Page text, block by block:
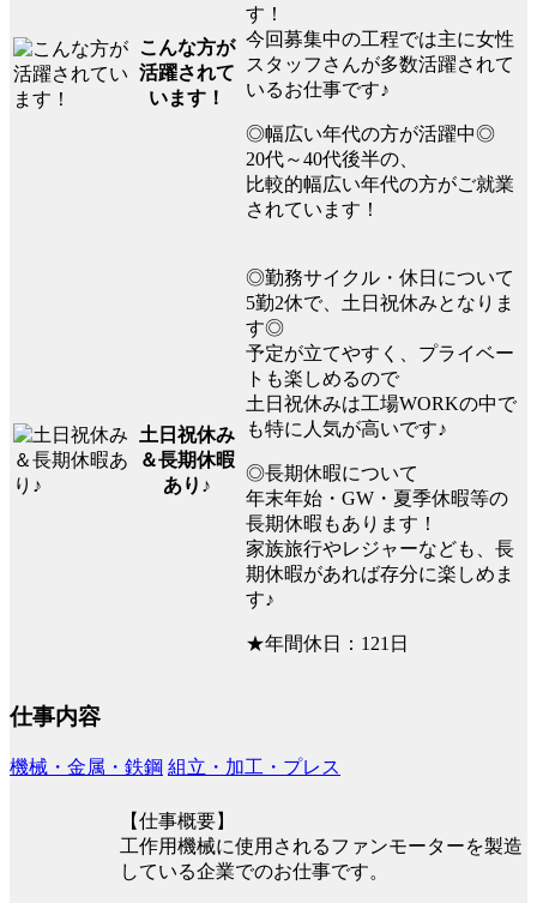
こんな方が
活躍されて
います！
す！
今回募集中の工程では主に女性
スタッフさんが多数活躍されて
いるお仕事です♪
◎幅広い年代の方が活躍中◎
20代～40代後半の、
比較的幅広い年代の方がご就業
されています！
土日祝休み
＆長期休暇
あり♪
◎勤務サイクル・休日について
5勤2休で、土日祝休みとなりま
す◎
予定が立てやすく、プライベー
トも楽しめるので
土日祝休みは工場WORKの中で
も特に人気が高いです♪
◎長期休暇について
年末年始・GW・夏季休暇等の
長期休暇もあります！
家族旅行やレジャーなども、長
期休暇があれば存分に楽しめま
す♪
★年間休日：121日
仕事内容
機械・金属・鉄鋼 組立・加工・プレス
【仕事概要】
工作用機械に使用されるファンモーターを製造
している企業でのお仕事です。